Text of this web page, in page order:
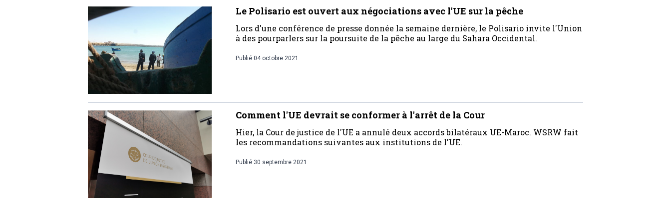
Le Polisario est ouvert aux négociations avec l'UE sur la pêche
Lors d'une conférence de presse donnée la semaine dernière, le Polisario invite l'Union
à des pourparlers sur la poursuite de la pêche au large du Sahara Occidental.
Publié 04 octobre 2021
Comment l'UE devrait se conformer à l'arrêt de la Cour
Hier, la Cour de justice de l'UE a annulé deux accords bilatéraux UE-Maroc. WSRW fait
les recommandations suivantes aux institutions de l'UE.
Publié 30 septembre 2021